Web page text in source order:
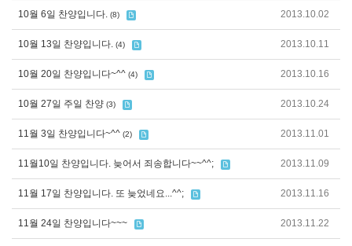
10월 6일 찬양입니다. (8) 2013.10.02
10월 13일 찬양입니다. (4) 2013.10.11
10월 20일 찬양입니다~^^ (4) 2013.10.16
10월 27일 주일 찬양 (3) 2013.10.24
11월 3일 찬양입니다~^^ (2) 2013.11.01
11월10일 찬양입니다. 늦어서 죄송합니다~~^^; 2013.11.09
11월 17일 찬양입니다. 또 늦었네요...^^; 2013.11.16
11월 24일 찬양입니다~~~ 2013.11.22